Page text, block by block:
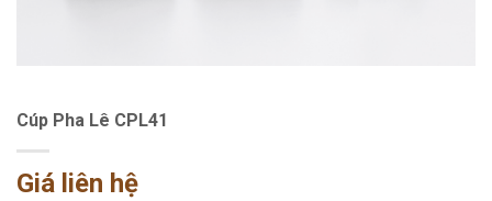
Cúp Pha Lê CPL41
Giá liên hệ